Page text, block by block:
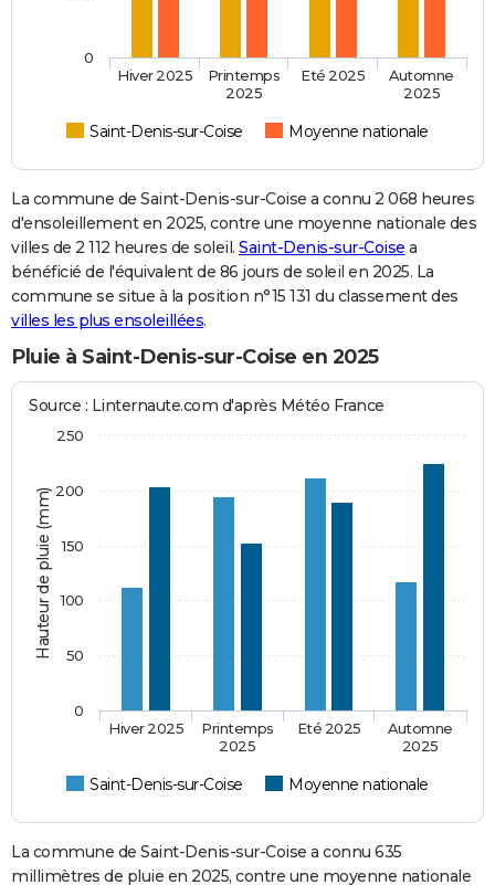
Saint-Denis-sur-Coise Moyenne nationale
Hiver 2025
Printemps
2025
Eté 2025
Automne
2025
0
La commune de Saint-Denis-sur-Coise a connu 2 068 heures
d'ensoleillement en 2025, contre une moyenne nationale des
villes de 2 112 heures de soleil. Saint-Denis-sur-Coise a
bénéficié de l'équivalent de 86 jours de soleil en 2025. La
commune se situe à la position n°15 131 du classement des
villes les plus ensoleillées.
Pluie à Saint-Denis-sur-Coise en 2025
Hauteur de pluie (mm)
Source : Linternaute.com d'après Météo France
Saint-Denis-sur-Coise Moyenne nationale
Hiver 2025
Printemps
2025
Eté 2025
Automne
2025
0
50
100
150
200
250
La commune de Saint-Denis-sur-Coise a connu 635
millimètres de pluie en 2025, contre une moyenne nationale